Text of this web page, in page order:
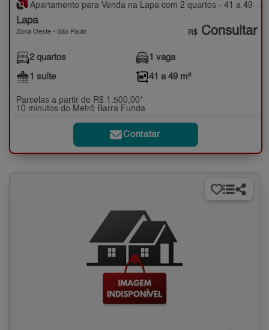
Apartamento para Venda na Lapa com 2 quartos - 41 a 49 m²
Lapa
Zona Oeste - São Paulo R$ Consultar
2 quartos
1 suíte
1 vaga
41 a 49 m²
Parcelas a partir de R$ 1.500,00*
10 minutos do Metrô Barra Funda
Contatar